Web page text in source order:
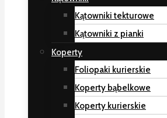
Kątowniki tekturowe
Kątowniki z pianki
Koperty
Foliopaki kurierskie
Koperty bąbelkowe
Koperty kurierskie